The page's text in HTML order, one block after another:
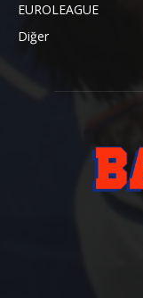
EUROLEAGUE
Diğer